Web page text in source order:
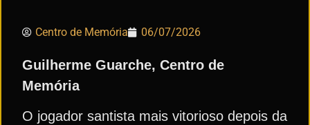
Centro de Memória 06/07/2026
Guilherme Guarche, Centro de
Memória
O jogador santista mais vitorioso depois da